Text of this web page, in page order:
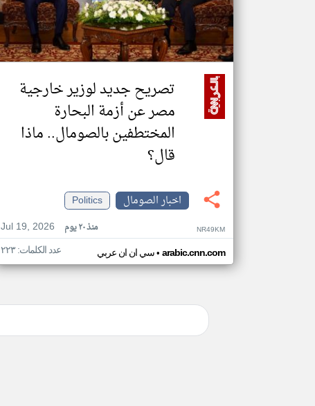
تصريح جديد لوزير خارجية
مصر عن أزمة البحارة
المختطفين بالصومال.. ماذا
قال؟
اخبار الصومال
Politics
Jul 19, 2026
منذ ٢٠ يوم NR49KM
سي ان ان عربي• arabic.cnn.com عدد الكلمات: ٢٢٣